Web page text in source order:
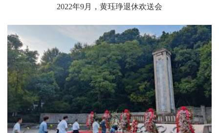
2022年9月，黄珏琤退休欢送会